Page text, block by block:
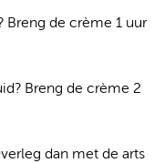
Breng de crème 1 uur
Breng de crème 2
dan met de arts